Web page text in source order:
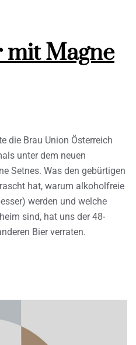
Magne
die Brau Union Österreich
unter dem neuen
Setnes. Was den gebürtigen
hat, warum alkoholfreie
werden und welche
sind, hat uns der 48-
Bier verraten.